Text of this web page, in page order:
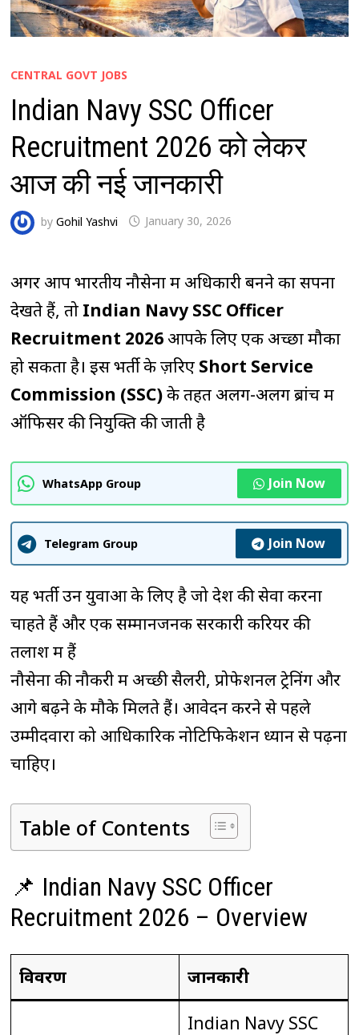
CENTRAL GOVT JOBS
Indian Navy SSC Officer
Recruitment 2026 को लेकर
आज की नई जानकारी
by Gohil Yashvi January 30, 2026
अगर आप भारतीय नौसेना में अधिकारी बनने का सपना
देखते हैं, तो Indian Navy SSC Officer
Recruitment 2026आपके लिए एक अच्छा मौका
हो सकता है। इस भर्ती के ज़रिए Short Service
Commission (SSC)के तहत अलग-अलग ब्रांच में
ऑफिसर की नियुक्ति की जाती है
WhatsApp Group Join Now
Telegram Group Join Now
यह भर्ती उन युवाओं के लिए है जो देश की सेवा करना
चाहते हैं और एक सम्मानजनक सरकारी करियर की
तलाश में हैं
नौसेना की नौकरी में अच्छी सैलरी, प्रोफेशनल ट्रेनिंग और
आगे बढ़ने के मौके मिलते हैं। आवेदन करने से पहले
उम्मीदवारों को आधिकारिक नोटिफिकेशन ध्यान से पढ़ना
चाहिए।
Table of Contents
📌 Indian Navy SSC Officer
Recruitment 2026 – Overview
विवरण जानकारी
Indian Navy SSC